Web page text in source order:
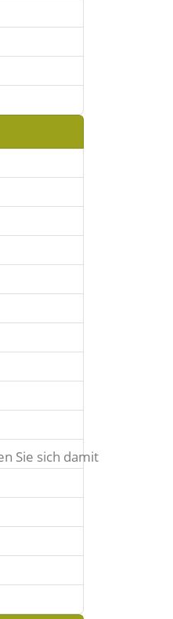
Sie sich damit